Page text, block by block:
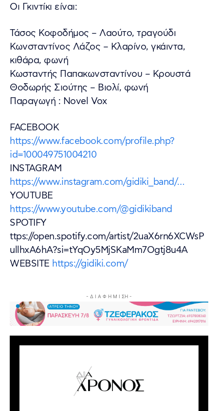
Οι Γκιντίκι είναι:
Τάσος Κοφοδήμος – Λαούτο, τραγούδι
Κωνσταντίνος Λάζος – Κλαρίνο, γκάιντα,
κιθάρα, φωνή
Κωσταντής Παπακωνσταντίνου – Κρουστά
Θοδωρής Σιούτης – Βιολί, φωνή
Παραγωγή : Novel Vox
FACEBOOK
https://www.facebook.com/profile.php?
id=100049751004210
INSTAGRAM
https://www.instagram.com/gidiki_band/…
YOUTUBE
https://www.youtube.com/@gidikiband
SPOTIFY
ttps://open.spotify.com/artist/2uaX6rn6XCWsP
ullhxA6hA?si=tYqOy5MjSKaMm7Ogtj8u4A
WEBSITE https://gidiki.com/
- Δ Ι Α Φ Η Μ Ι ΣΗ -